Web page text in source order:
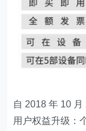
自 2018 年 10 月
用户权益升级：